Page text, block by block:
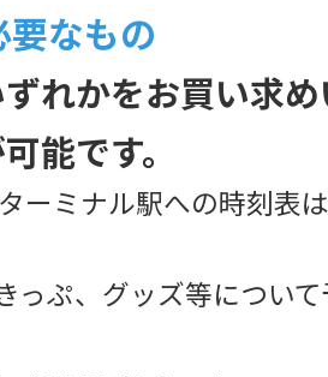
なもの
れかをお買い求め
能です。
ミナル駅への時刻表
ぷ、グッズ等につい